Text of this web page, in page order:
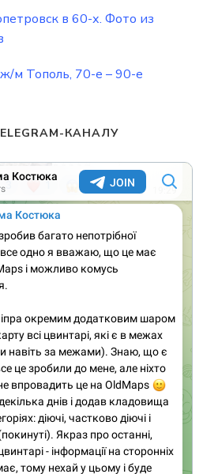
в 60-х. Фото из
ж/м Тополь, 70-е – 90-е
КАНАЛУ